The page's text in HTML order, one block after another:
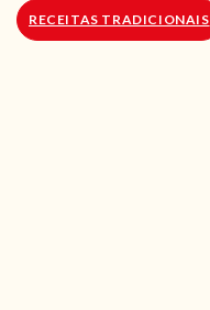
RECEITAS TRADICIONAIS